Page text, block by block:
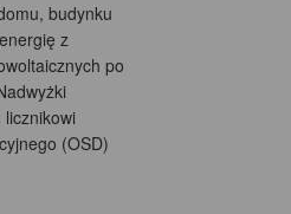
budynku
z
po
(OSD)